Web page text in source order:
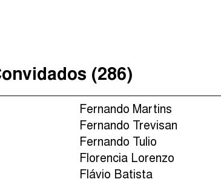
(286)
Fernando Martins
Fernando Trevisan
Fernando Tulio
Florencia Lorenzo
Flávio Batista